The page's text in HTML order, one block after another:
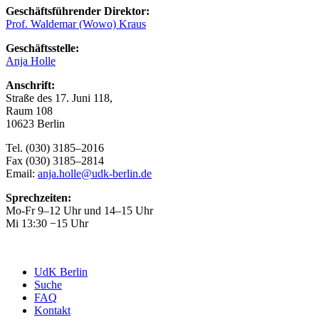
Geschäftsführender Direktor:
Prof. Waldemar (Wowo) Kraus
Geschäftsstelle:
Anja Holle
Anschrift:
Straße des 17. Juni 118,
Raum 108
10623 Berlin
Tel. (030) 3185–2016
Fax (030) 3185–2814
Email: anja.holle@udk-berlin.de
Sprechzeiten:
Mo-Fr 9–12 Uhr und 14–15 Uhr
Mi 13:30 −15 Uhr
UdK Berlin
Suche
FAQ
Kontakt